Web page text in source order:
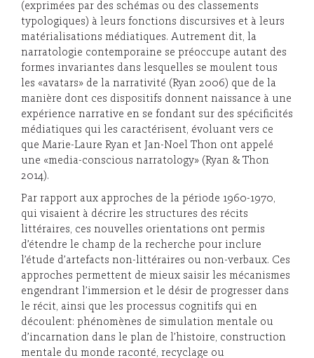
(exprimées par des schémas ou des classements
typologiques) à leurs fonctions discursives et à leurs
matérialisations médiatiques. Autrement dit, la
narratologie contemporaine se préoccupe autant des
formes invariantes dans lesquelles se moulent tous
les «avatars» de la narrativité (Ryan 2006) que de la
manière dont ces dispositifs donnent naissance à une
expérience narrative en se fondant sur des spécificités
médiatiques qui les caractérisent, évoluant vers ce
que Marie-Laure Ryan et Jan-Noel Thon ont appelé
une «media-conscious narratology» (Ryan & Thon
2014).
Par rapport aux approches de la période 1960-1970,
qui visaient à décrire les structures des récits
littéraires, ces nouvelles orientations ont permis
d’étendre le champ de la recherche pour inclure
l’étude d’artefacts non-littéraires ou non-verbaux. Ces
approches permettent de mieux saisir les mécanismes
engendrant l’immersion et le désir de progresser dans
le récit, ainsi que les processus cognitifs qui en
découlent: phénomènes de simulation mentale ou
d’incarnation dans le plan de l’histoire, construction
mentale du monde raconté, recyclage ou